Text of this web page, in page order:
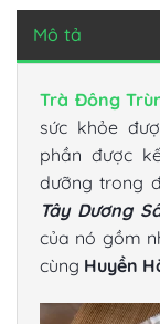
Mô tả
Trà Đông
sức khỏe
phần được
dưỡng trong
Tây Dương
của nó gồm
cùng Huyền